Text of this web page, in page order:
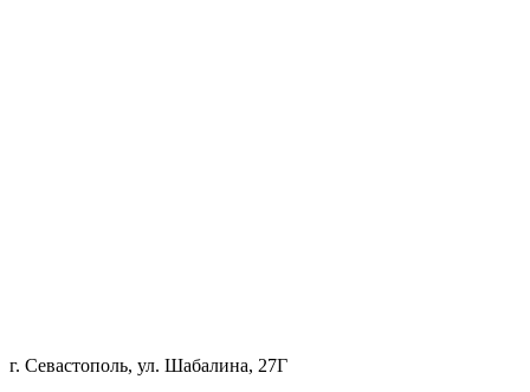
г. Севастополь, ул. Шабалина, 27Г